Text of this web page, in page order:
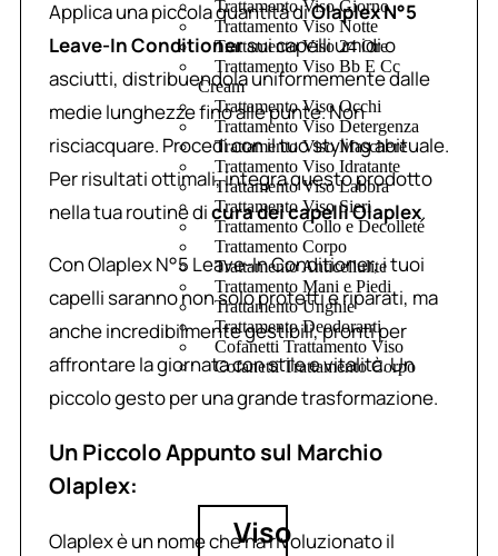
Trattamento Viso Giorno
Trattamento Viso Notte
Trattamento Viso 24 Ore
Trattamento Viso Bb E Cc
Cream
Trattamento Viso Occhi
Trattamento Viso Detergenza
Trattamento Viso Maschere
Trattamento Viso Idratante
Trattamento Viso Labbra
Trattamento Viso Sieri
Trattamento Collo e Decolleté
Trattamento Corpo
Trattamento Anticellulite
Trattamento Mani e Piedi
Trattamento Unghie
Trattamento Deodoranti
Cofanetti Trattamento Viso
Cofanetti Trattamento Corpo
Viso
Applica una piccola quantità diOlaplex N°5
Leave-In Conditionersui capelli umidi o
asciutti, distribuendola uniformemente dalle
medie lunghezze fino alle punte. Non
risciacquare. Procedi con il tuo styling abituale.
Per risultati ottimali, integra questo prodotto
nella tua routine dicura dei capelli Olaplex.
Con Olaplex N°5 Leave-In Conditioner, i tuoi
capelli saranno non solo protetti e riparati, ma
anche incredibilmente gestibili, pronti per
affrontare la giornata con stile e vitalità. Un
piccolo gesto per una grande trasformazione.
Un Piccolo Appunto sul Marchio
Olaplex:
Olaplex è un nome che ha rivoluzionato il